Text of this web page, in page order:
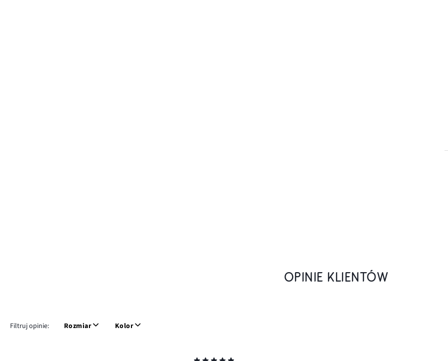
OPINIE KLIENTÓW
Filtruj opinie: Rozmiar Kolor